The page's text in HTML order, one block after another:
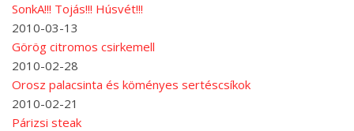
SonkA!!! Tojás!!! Húsvét!!!
2010-03-13
Görög citromos csirkemell
2010-02-28
Orosz palacsinta és köményes sertéscsíkok
2010-02-21
Párizsi steak